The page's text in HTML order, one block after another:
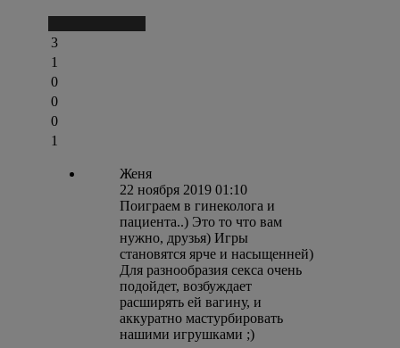
3
1
0
0
0
1
Женя
22 ноября 2019 01:10
Поиграем в гинеколога и
пациента..) Это то что вам
нужно, друзья) Игры
становятся ярче и насыщенней)
Для разнообразия секса очень
подойдет, возбуждает
расширять ей вагину, и
аккуратно мастурбировать
нашими игрушками ;)